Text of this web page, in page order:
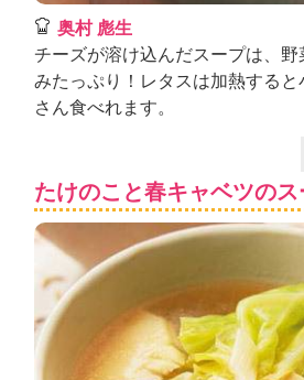
奥村 彪生
チーズが溶け込んだスープは、野
みたっぷり！レタスは加熱すると
さん食べれます。
たけのこと春キャベツのス